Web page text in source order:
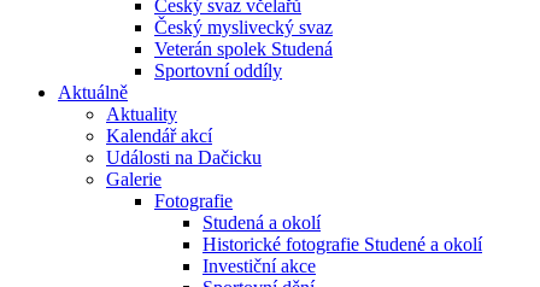
Český svaz včelařů
Český myslivecký svaz
Veterán spolek Studená
Sportovní oddíly
Aktuálně
Aktuality
Kalendář akcí
Události na Dačicku
Galerie
Fotografie
Studená a okolí
Historické fotografie Studené a okolí
Investiční akce